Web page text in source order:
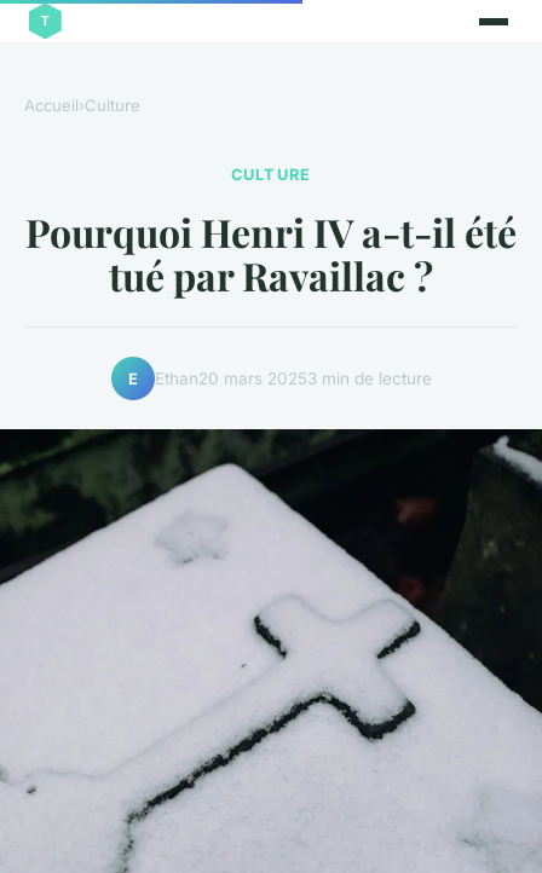
Accueil›Culture
CULTURE
Pourquoi Henri IV a-t-il été
tué par Ravaillac ?
E Ethan20 mars 20253 min de lecture